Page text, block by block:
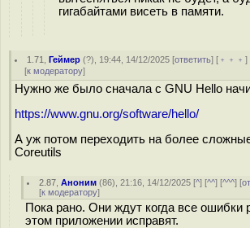
гигабайтами висеть в памяти.
1.71 ,Геймер (?), 19:44, 14/12/2025 [ответить] [ ﹢﹢﹢]
[к модератору]
Нужно же было сначала с GNU Hello
https://www.gnu.org/software/hello/
А уж потом переходить на более
Coreutils
2.87 ,Аноним (86), 21:16, 14/12/2025 [^] [^^] [^^^] [
[к модератору]
Пока рано. Они ждут когда все ошибки
этом приложении исправят.